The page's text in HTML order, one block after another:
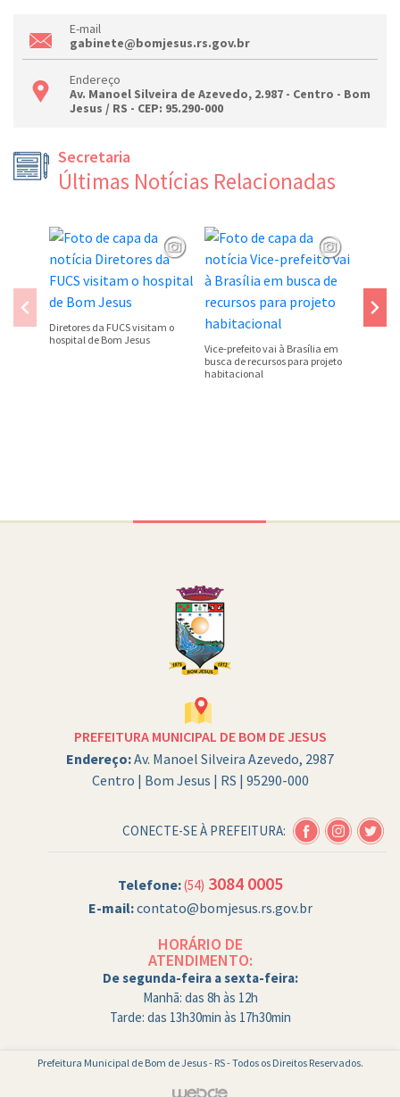
E-mail
gabinete@bomjesus.rs.gov.br
Endereço
Av. Manoel Silveira de Azevedo, 2.987 - Centro - Bom
Jesus / RS - CEP: 95.290-000
Secretaria
Últimas Notícias Relacionadas
Diretores da FUCS visitam o
hospital de Bom Jesus
Vice-prefeito vai à Brasília em
busca de recursos para projeto
habitacional
PREFEITURA MUNICIPAL DE BOM DE JESUS
Endereço:Av. Manoel Silveira Azevedo, 2987
Centro | Bom Jesus | RS | 95290-000
CONECTE-SE À PREFEITURA:
Telefone:(54) 3084 0005
E-mail:contato@bomjesus.rs.gov.br
HORÁRIO DE
ATENDIMENTO:
De segunda-feira a sexta-feira:
Manhã: das 8h às 12h
Tarde: das 13h30min às 17h30min
Prefeitura Municipal de Bom de Jesus - RS - Todos os Direitos Reservados.